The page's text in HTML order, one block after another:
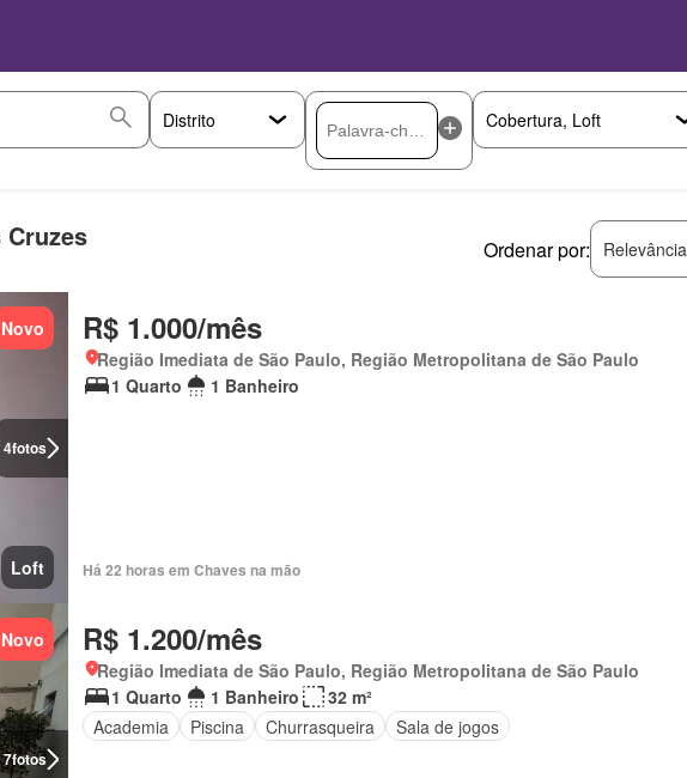
Ordenar por: Relevância
4fotos
Novo
Loft
R$ 1.000/mês
Região Imediata de São Paulo, Região Metropolitana de São Paulo
1 Quarto
1 Banheiro
Há 22 horas em Chaves na mão
7fotos
Novo R$ 1.200/mês
Região Imediata de São Paulo, Região Metropolitana de São Paulo
1 Quarto
1 Banheiro
32 m²
Academia
Piscina Churrasqueira Sala de jogos